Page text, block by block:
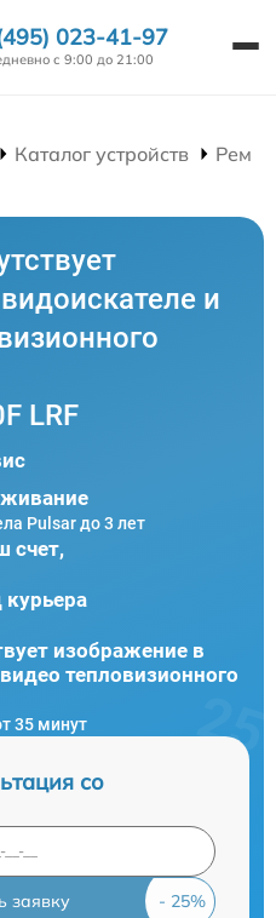
023-41-97
с 9:00 до 21:00
Каталог устройств
и
LRF
Pulsar до 3 лет
счет,
изображение в
тепловизионного
35 минут
со
заявку